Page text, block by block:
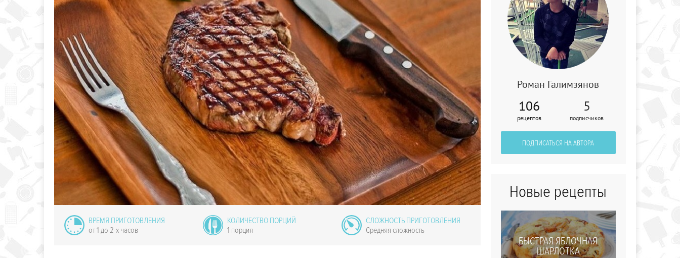
Традиционный
холодец в
мультиварке
ВРЕМЯ ПРИГОТОВЛЕНИЯ
от 1 до 2-х часов
КОЛИЧЕСТВО ПОРЦИЙ
1 порция
СЛОЖНОСТЬ ПРИГОТОВЛЕНИЯ
Средняя сложность
Роман Галимзянов
106
рецептов
5
подписчиков
ПОДПИСАТЬСЯ НА АВТОРА
Новые рецепты
БЫСТРАЯ ЯБЛОЧНАЯ
ШАРЛОТКА